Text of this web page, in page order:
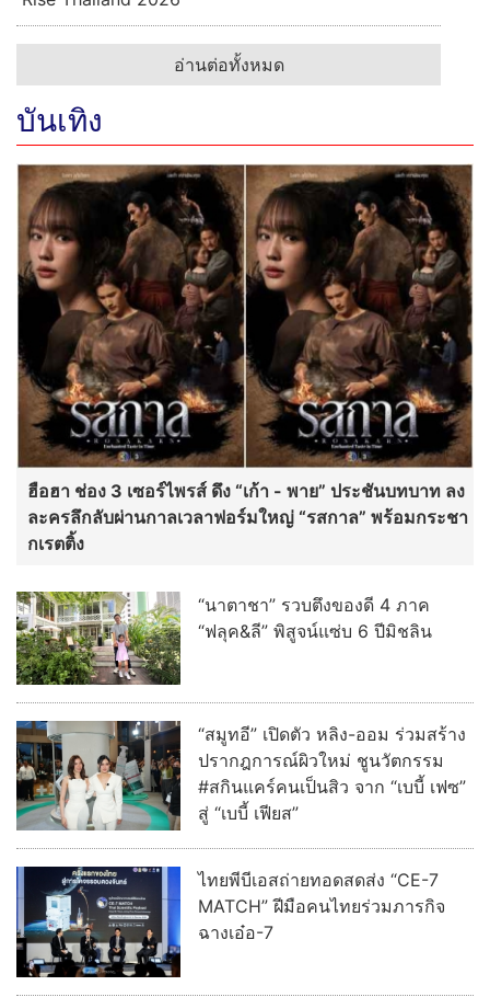
อ่านต่อทั้งหมด
บันเทิง
ฮือฮา ช่อง 3 เซอร์ไพรส์ ดึง “เก้า - พาย” ประชันบทบาท ลง
ละครลึกลับผ่านกาลเวลาฟอร์มใหญ่ “รสกาล” พร้อมกระชา
กเรตติ้ง
“นาตาชา” รวบตึงของดี 4 ภาค
“ฟลุค&ลี” พิสูจน์แซ่บ 6 ปีมิชลิน
“สมูทอี” เปิดตัว หลิง-ออม ร่วมสร้าง
ปรากฎการณ์ผิวใหม่ ชูนวัตกรรม
#สกินแคร์คนเป็นสิว จาก “เบบี้ เฟซ”
สู่ “เบบี้ เฟียส”
ไทยพีบีเอสถ่ายทอดสดส่ง “CE-7
MATCH” ฝีมือคนไทยร่วมภารกิจ
ฉางเอ๋อ-7